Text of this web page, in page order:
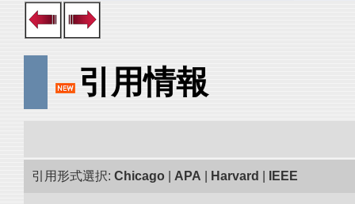
引用情報
引用形式選択: Chicago APA Harvard IEEE